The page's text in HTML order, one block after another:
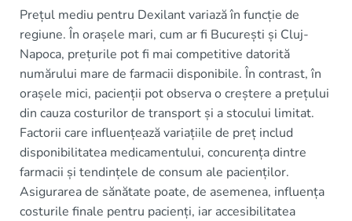
Prețul mediu pentru Dexilant variază în funcție de
regiune. În orașele mari, cum ar fi București și Cluj-
Napoca, prețurile pot fi mai competitive datorită
numărului mare de farmacii disponibile. În contrast, în
orașele mici, pacienții pot observa o creștere a prețului
din cauza costurilor de transport și a stocului limitat.
Factorii care influențează variațiile de preț includ
disponibilitatea medicamentului, concurența dintre
farmacii și tendințele de consum ale pacienților.
Asigurarea de sănătate poate, de asemenea, influența
costurile finale pentru pacienți, iar accesibilitatea